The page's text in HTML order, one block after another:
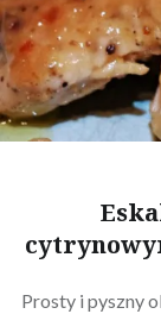
Prosty i pyszny